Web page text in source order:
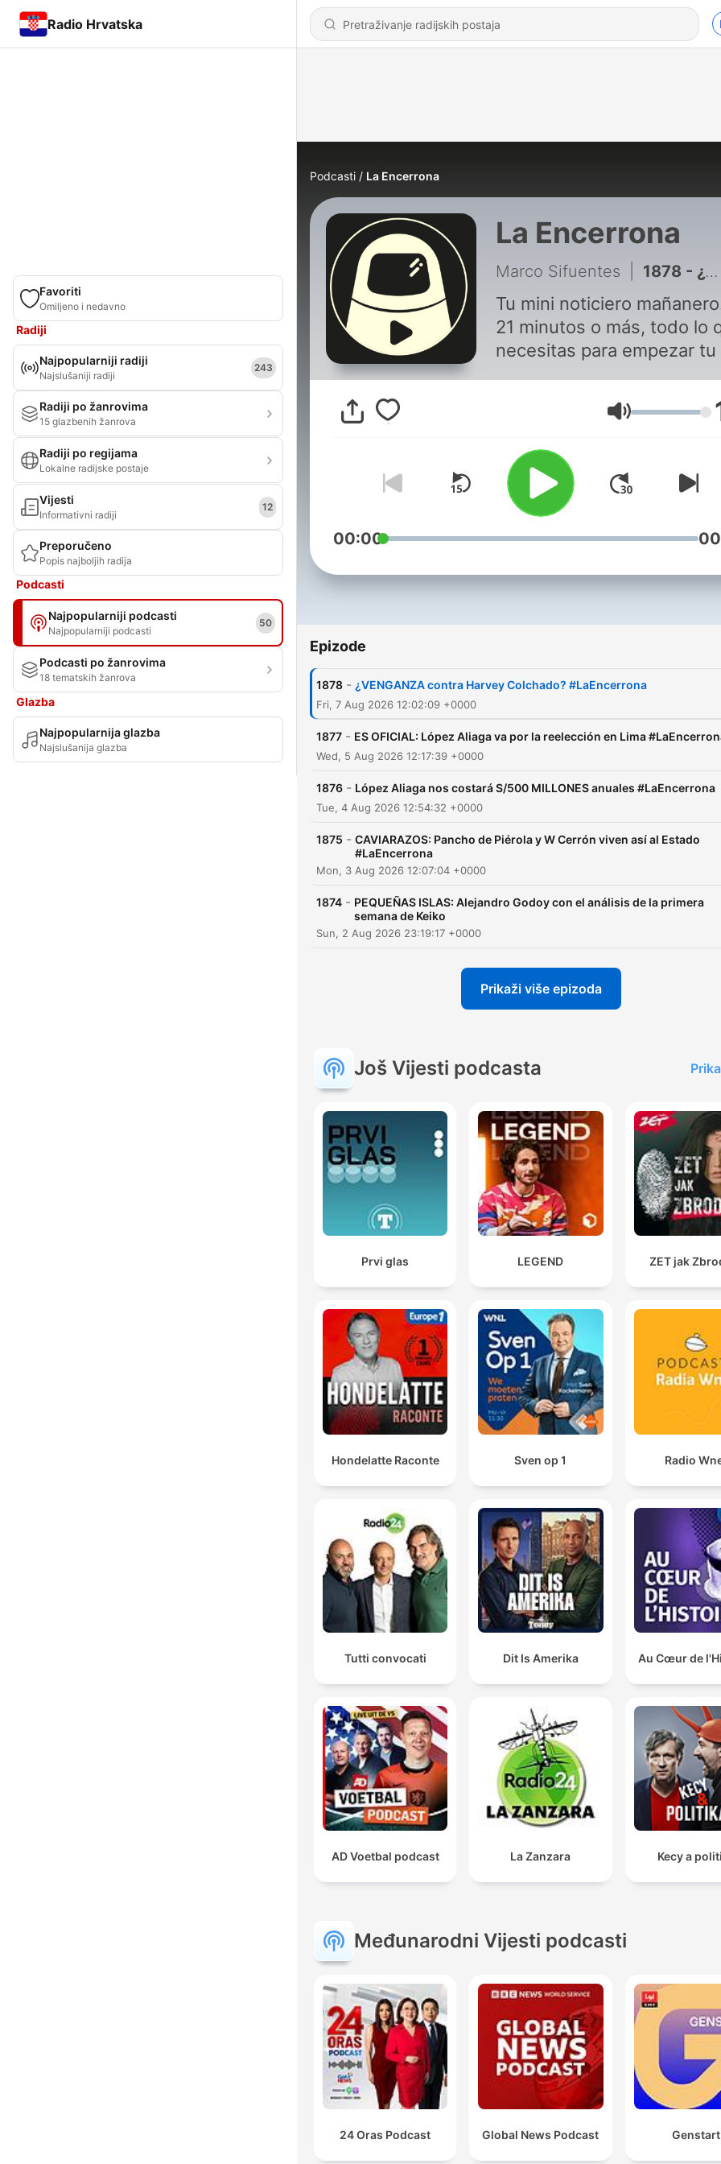
Radio Hrvatska
Favoriti
Omiljeno i nedavno
Radiji
Najpopularniji radiji
Najslušaniji radiji
243
Radiji po žanrovima
15 glazbenih žanrova
Radiji po regijama
Lokalne radijske postaje
Vijesti
Informativni radiji
12
Preporučeno
Popis najboljih radija
Podcasti
Najpopularniji podcasti
Najpopularniji podcasti
50
Podcasti po žanrovima
18 tematskih žanrova
Glazba
Najpopularnija glazba
Najslušanija glazba
Podcasti La Encerrona
La Encerrona
Marco Sifuentes 1878 - ¿VENGANZA contra Harvey Colchado? #LaEncerrona
Tu mini noticiero
21 minutos o más, todo lo
necesitas para empezar tu
junto a Jonathan Castro,
Vásquez, Killa Cuba y
Glasnoća
00:00
Epizode
1878 - ¿VENGANZA contra Harvey Colchado? #LaEncerrona
Fri, 7 Aug 2026 12:02:09 +0000
1877 - ES OFICIAL: López Aliaga va por la reelección en Lima
Wed, 5 Aug 2026 12:17:39 +0000
1876 - López Aliaga nos costará S/500 MILLONES anuales #LaEncerrona
Tue, 4 Aug 2026 12:54:32 +0000
1875 - CAVIARAZOS: Pancho de Piérola y W Cerrón viven así al Estado
#LaEncerrona
Mon, 3 Aug 2026 12:07:04 +0000
1874 - PEQUEÑAS ISLAS: Alejandro Godoy con el análisis de la primera
semana de Keiko
Sun, 2 Aug 2026 23:19:17 +0000
Prikaži više epizoda
Još Vijesti podcasta
Prvi glas LEGEND ZET jak
Hondelatte Raconte Sven op 1 Radio
Tutti convocati Dit Is Amerika Au Cœur de
AD Voetbal podcast La Zanzara Kecy a
Međunarodni Vijesti podcasti
24 Oras Podcast Global News Podcast Genstart